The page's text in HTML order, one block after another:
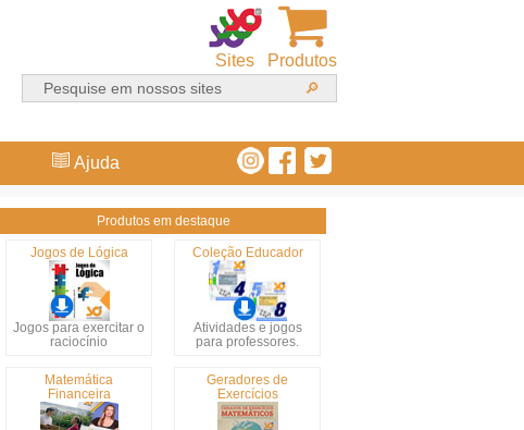
Produtos
Sites
Ajuda
Produtos em destaque
Jogos de Lógica
Jogos para exercitar o
raciocínio
Coleção Educador
Atividades e jogos
para professores.
Matemática
Financeira
Geradores de
Exercícios